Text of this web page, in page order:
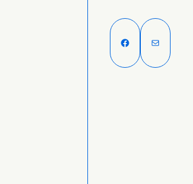
Facebook E-mail